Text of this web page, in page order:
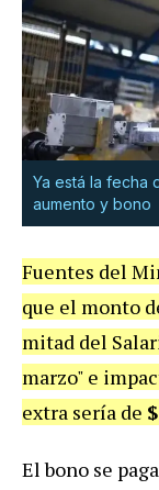
Ya está la fecha
aumento y bono
Fuentes del
que el monto
mitad del
marzo" e
extra sería de
El bono se